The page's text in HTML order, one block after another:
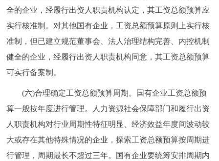
全的企业，经履行出资人职责机构认定，其工资总额预算应
实行核准制。对其他国有企业，工资总额预算原则上实行核
准制，但已建立规范董事会、法人治理结构完善、内控机制
健全的企业，经履行出资人职责机构同意，其工资总额预算
可实行备案制。
(六)合理确定工资总额预算周期。国有企业工资总额预
算一般按年度进行管理。人力资源社会保障部门和履行出资
人职责机构对行业周期性特征明显、经济效益年度间波动较
大或存在其他特殊情况的企业，探索工资总额预算按周期进
行管理，周期最长不超过三年。国有企业要统筹安排周期内